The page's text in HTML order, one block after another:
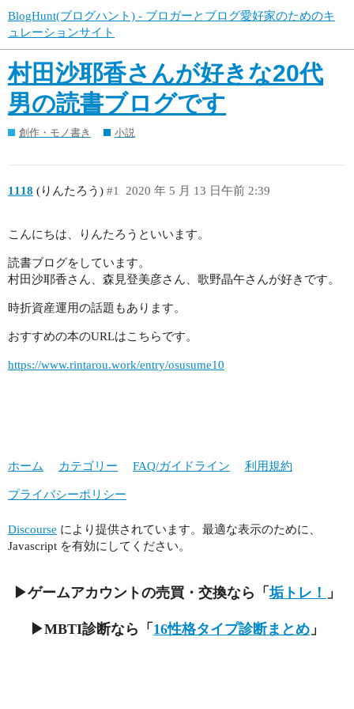
BlogHunt(ブログハント) - ブロガーとブログ愛好家のためのキ
ュレーションサイト
村田沙耶香さんが好きな20代
男の読書ブログです
創作・モノ書き 小説
1118 (りんたろう) 2020 年 5 月 13 日午前 2:39
#1
こんにちは、りんたろうといいます。
読書ブログをしています。
村田沙耶香さん、森見登美彦さん、歌野晶午さんが好きです。
時折資産運用の話題もあります。
おすすめの本のURLはこちらです。
https://www.rintarou.work/entry/osusume10
ホーム カテゴリー FAQ/ガイドライン 利用規約
プライバシーポリシー
Discourse により提供されています。最適な表示のために、
Javascript を有効にしてください。
▶ゲームアカウントの売買・交換なら「垢トレ！ 」
▶MBTI診断なら「 16性格タイプ診断まとめ 」